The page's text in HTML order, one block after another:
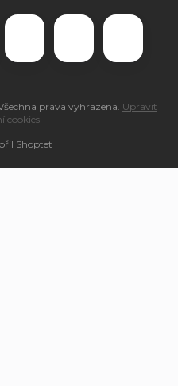
Shoptet
Všechna práva vyhrazena. Upravit
cookies